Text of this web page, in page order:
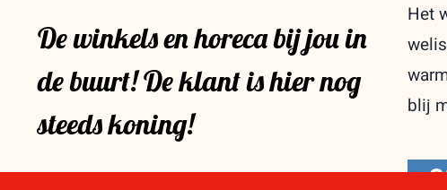
De winkels en horeca bij jou in
de buurt! De klant is hier nog
steeds koning!
Het
blij